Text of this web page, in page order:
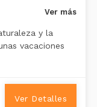
Ver más
y la
vacaciones
Ver Detalles